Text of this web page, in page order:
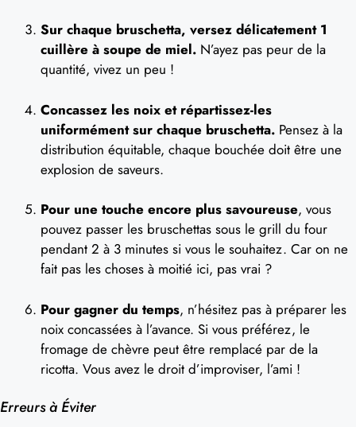
Sur chaque bruschetta, versez délicatement 1
cuillère à soupe de miel. N’ayez pas peur de la
quantité, vivez un peu !
Concassez les noix et répartissez-les
uniformément sur chaque bruschetta. Pensez à la
distribution équitable, chaque bouchée doit être une
explosion de saveurs.
Pour une touche encore plus savoureuse, vous
pouvez passer les bruschettas sous le grill du four
pendant 2 à 3 minutes si vous le souhaitez. Car on ne
fait pas les choses à moitié ici, pas vrai ?
Pour gagner du temps, n’hésitez pas à préparer les
noix concassées à l’avance. Si vous préférez, le
fromage de chèvre peut être remplacé par de la
ricotta. Vous avez le droit d’improviser, l’ami !
Erreurs à Éviter